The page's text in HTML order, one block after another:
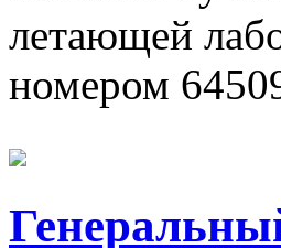
летающей
номером